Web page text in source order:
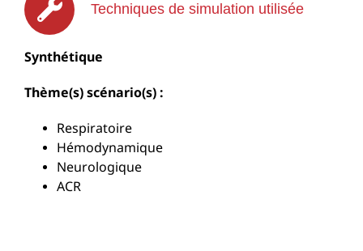
Techniques de simulation utilisée
Synthétique
Thème(s) scénario(s) :
Respiratoire
Hémodynamique
Neurologique
ACR